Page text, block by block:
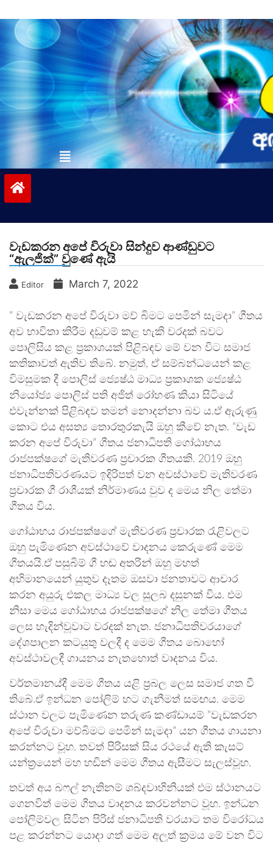
to
contentvinivida.lk
වැඩකරන අපේ විරුවා සින්දුව ආණ්ඩුවට
“ඇලජික්” වුණේ ඇයි
Editor March 7, 2022
” වැඩකරන අපේ විරුවා මව් බිමට පෙමින් සැමදා”‍ ගීතය
අව භාවිතා කිරීම දඩුවම් කළ හැකි වරදක් බවට
පොලිසිය කළ ප‍්‍රකාශයක් පිළිබඳව මේ වන විට සමාජ
කතිකාවත් ඇතිව තිබේ. නමුත්, ඒ සම්බන්ධයෙන් කළ
විමසුමක දී පොලිස් ජ්‍යෙෂ්ඨ මාධ්‍ය ප්‍රකාශක ජ්‍යෙෂ්ඨ
නියෝජ්‍ය පොලිස් පති අජිත් රෝහණ කියා සිටියේ
එවැන්නක් පිළිබඳව තමන් නොදන්නා බව ය.ඒ ඇරුණු
කොට එය අසත්‍ය තොරතුරකැයි ඔහු කීවේ නැත. ”‍වැඩ
කරන අපේ විරුවා”‍ ගීතය ජනාධිපති ගෝඨාභය
රාජපක්ෂගේ මැතිවරණ ප‍්‍රචාරක ගීතයකි. 2019 ඔහු
ජනාධිපතිවරණයට ඉදිරිපත් වන අවස්ථාවේ මැතිවරණ
ප‍්‍රචාරක ගී රාශීයක් නිර්මාණය වුව ද මෙය නිල තේමා
ගීතය විය.
ගෝඨාභය රාජපක්ෂගේ මැතිවරණ ප‍්‍රචාරක රැළිවලට
ඔහු පැමිණෙන අවස්ථාවේ වාදනය කෙරුණේ මෙම
ගීතයයි.ඒ පසුබිම් ගී හඬ අතරින් ඔහු මහත්
අභිමානයෙන් යුතුව දෑතම ඔසවා ජනතාවට ආචාර
කරන අයුරු එකල මාධ්‍ය වල සුලබ දසුනක් විය. එම
නිසා මෙය ගෝඨාභය රාජපක්ෂගේ නිල තේමා ගීතය
ලෙස හැදින්වූවාට වරදක් නැත. ජනාධිපතිවරයාගේ
දේශපාලන කටයුතු වලදී ද මෙම ගීතය බොහෝ
අවස්ථාවලදී ගායනය නැතහොත් වාදනය විය.
වර්තමානය්දී මෙම ගීතය යළි ප්‍රබල ලෙස සමාජ ගත වී
තිබේ.ඒ ඉන්ධන පෝලිම් හට ගැනීමත් සමඟය. මෙම
ස්ථාන වලට පැමිණෙන තරුණ කණ්ඩායම් ”‍වැඩකරන
අපේ විරුවා මව්බිමට පෙමින් සැමදා”‍ යන ගීතය ගායනා
කරන්නට වූහ. තවත් පිරිසක් සිය රථයේ ඇති කැසට්
යන්ත්‍රයෙන් මහ හඩින් මෙම ගීතය ඇසීමට සැලස්වූහ.
තවත් අය බෆල් නැතිනම් ශබ්දවාහිනියක් එම ස්ථානයට
ගෙනවිත් මෙම ගීතය වාදනය කරවන්නට වූහ. ඉන්ධන
පෝලිම්වල සිටින පිරිස් ජනාධිපති වරයාට තම විරෝධය
පළ කරන්නට යොදා ගත් මෙම අලුත් ක‍්‍රමය මේ වන විට